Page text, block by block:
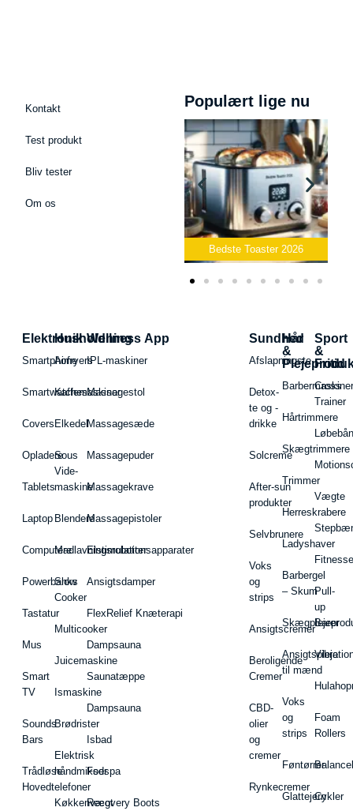
Kontakt
Test produkt
Bliv tester
Om os
Populært lige nu
Bedste Toaster 2026 Bedste
Elektronik
Smartphone
Smartwatches
Covers
Opladere
Tablets
Laptop
Computere
Powerbanks
Tastatur
Mus
Smart
TV
Sounds
Bars
Trådløse
Hovedtelefoner
Husholdning
Airfryers
Kaffemaskiner
Elkedel
Sous
Vide-
maskine
Blendere
Madlavningsrobotter
Slow
Cooker
Multicooker
Juicemaskine
Ismaskine
Brødrister
Elektrisk
håndmikser
Køkkenvægt
Wellness App
IPL-maskiner
Massagestol
Massagesæde
Massagepuder
Massagekrave
Massagepistoler
Elstimulationsapparater
Ansigtsdamper
FlexRelief Knæterapi
Dampsauna
Saunatæppe
Dampsauna
Isbad
Fodspa
Recovery Boots
Sundhed
Afslapningste
Detox-
te og -
drikke
Solcreme
After-sun
produkter
Selvbrunere
Voks
og
strips
Ansigtscremer
Beroligende
Cremer
CBD-
olier
og
cremer
Rynkecremer
Hår
&
Hårtrimmere
Skægtrimmere
Trimmer
Herreskrabere
Ladyshaver
Barbergel
– Skum
Ansigtspleje
til mænd
Voks
og
strips
Føntørrer
Glattejern
Sport
&
Fritid
Cross
Trainer
Vægte
Pull-
up
Barer
Foam
Rollers
Cykler